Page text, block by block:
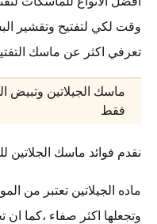
وقت لكي لتفتيح وتقشير
تعرفي اكثر عن ماسك
فقط
نقدم فوائد ماسك الجلاتين
ماده الجيلاتين تعتبر من
وتجعلها اكثر صفاء ،كما